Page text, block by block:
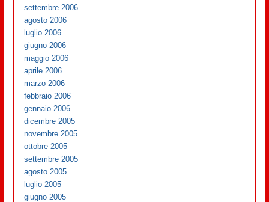
settembre 2006
agosto 2006
luglio 2006
giugno 2006
maggio 2006
aprile 2006
marzo 2006
febbraio 2006
gennaio 2006
dicembre 2005
novembre 2005
ottobre 2005
settembre 2005
agosto 2005
luglio 2005
giugno 2005